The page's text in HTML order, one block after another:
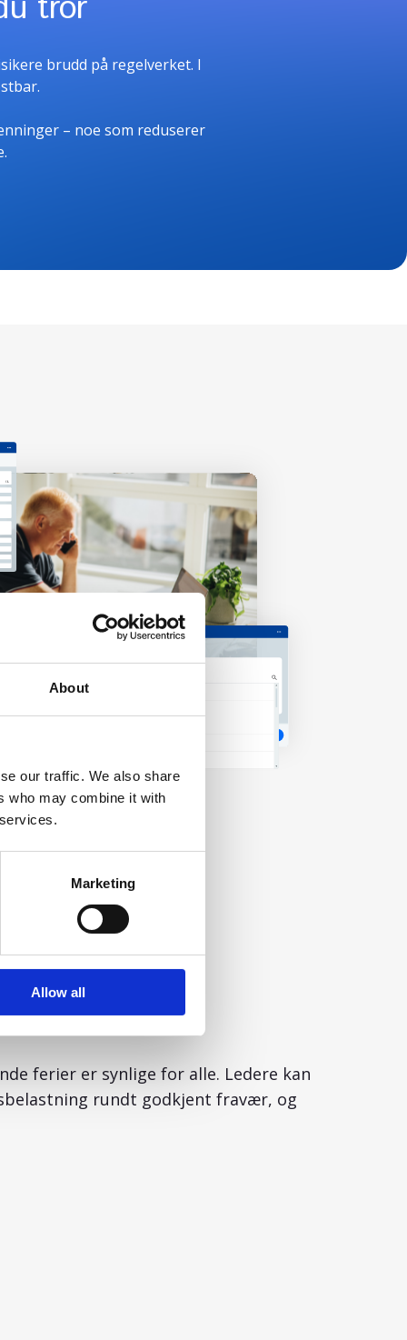
About
our traffic. We also share
who may combine it with
Marketing
Allow all
brudd på regelverket. I
– noe som reduserer
ferier er synlige for alle. Ledere kan
rundt godkjent fravær, og